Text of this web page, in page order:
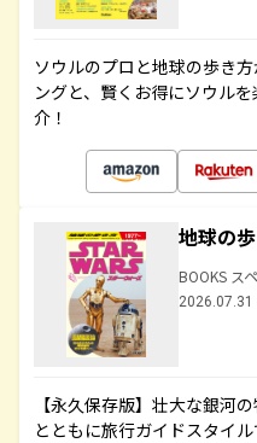
ソウルのプロと地球の歩き
ングと、賢くお得にソウル
介！
地球の
BOOKS ス
2026.07.31
【永久保存版】壮大な銀河
とともに旅行ガイドスタイ